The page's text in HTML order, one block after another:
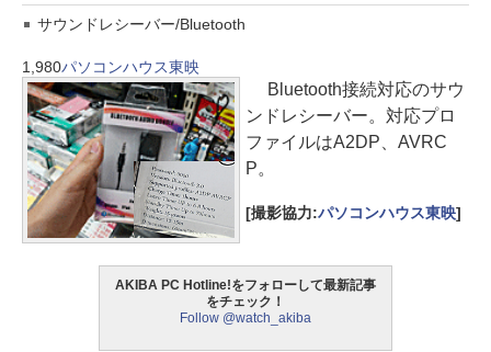
サウンドレシーバー/Bluetooth
1,980パソコンハウス東映
Bluetooth接続対応のサウ
ンドレシーバー。対応プロ
ファイルはA2DP、AVRC
P。
[撮影協力:パソコンハウス東映]
AKIBA PC Hotline!をフォローして最新記事
をチェック！
Follow @watch_akiba